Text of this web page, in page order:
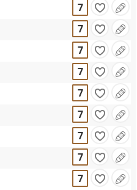
7
7
7
7
7
7
7
7
7